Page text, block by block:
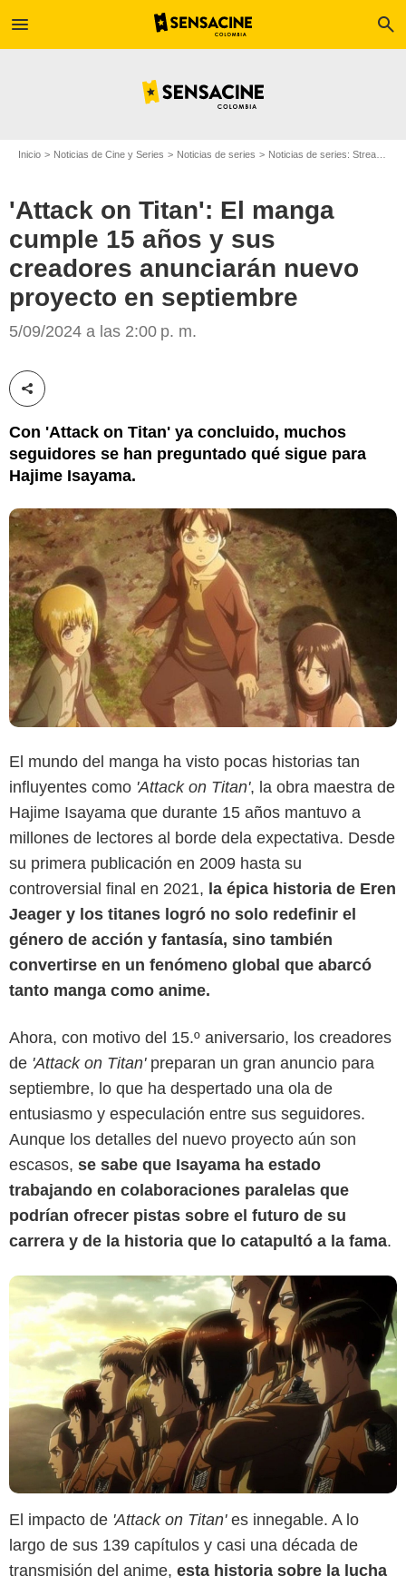
menu search
Inicio Noticias de Cine y Series Noticias de series Noticias de series: Streaming
'Attack on Titan': El manga
cumple 15 años y sus
creadores anunciarán nuevo
proyecto en septiembre
5/09/2024 a las 2:00 p. m.
Compartir esta noticia
Con 'Attack on Titan' ya concluido, muchos
seguidores se han preguntado qué sigue para
Hajime Isayama.
Crunchyroll
El mundo del manga ha visto pocas historias tan
influyentes como 'Attack on Titan', la obra maestra de
Hajime Isayama que durante 15 años mantuvo a
millones de lectores al borde dela expectativa. Desde
su primera publicación en 2009 hasta su
controversial final en 2021, la épica historia de Eren
Jeager y los titanes logró no solo redefinir el
género de acción y fantasía, sino también
convertirse en un fenómeno global que abarcó
tanto manga como anime.
Ahora, con motivo del 15.º aniversario, los creadores
de 'Attack on Titan' preparan un gran anuncio para
septiembre, lo que ha despertado una ola de
entusiasmo y especulación entre sus seguidores.
Aunque los detalles del nuevo proyecto aún son
escasos, se sabe que Isayama ha estado
trabajando en colaboraciones paralelas que
podrían ofrecer pistas sobre el futuro de su
carrera y de la historia que lo catapultó a la fama.
Crunchyroll
El impacto de 'Attack on Titan'es innegable. A lo
largo de sus 139 capítulos y casi una década de
transmisión del anime, esta historia sobre la lucha